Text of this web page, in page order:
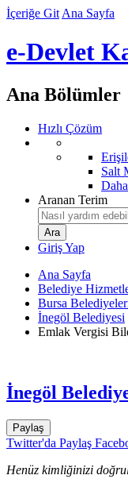
İçeriğe Git Ana Sayfa
e-Devlet
Ana Bölümler
Hızlı Çözüm
Salt
Aranan Terim
Giriş Yap
Ana Sayfa
Belediye
Bursa
İnegöl Belediyesi
Emlak Vergisi
İnegöl
Paylaş
Twitter'da Paylaş
Henüz kimliğinizi